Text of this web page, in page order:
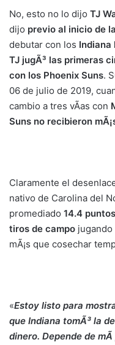
No, esto no lo dijo TJ
dijo previo al inicio de
debutar con los Indiana
TJ jugÃ³ las primeras
con los Phoenix Suns.
06 de julio de 2019,
cambio a tres vÃ­as con
Suns no recibieron
Claramente el
nativo de Carolina del
promediado 14.4 puntos
tiros de campo jugando
mÃ¡s que cosechar
«Estoy listo para
que Indiana tomÃ³ la
dinero. Depende de